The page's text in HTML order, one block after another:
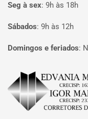
Seg à sex: 9h às 18h
Sábados: 9h às 12h
Domingos e feriados:
Página inicial